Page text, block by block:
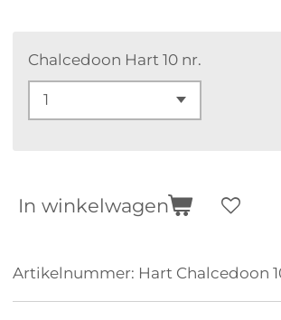
Chalcedoon Hart 10 nr.
In winkelwagen
Artikelnummer: Hart Chalcedoon